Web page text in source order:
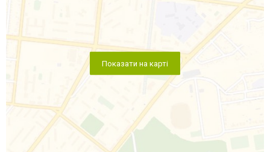
Показати на карті